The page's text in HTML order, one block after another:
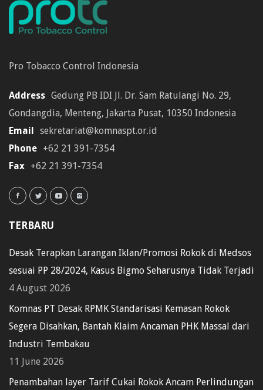
Pro Tobacco Control Indonesia
Address Gedung PB IDI Jl. Dr. Sam Ratulangi No. 29,
Gondangdia, Menteng, Jakarta Pusat, 10350 Indonesia
Email
sekretariat@komnaspt.or.id
Phone +62 21 391-7354
Fax +62 21 391-7354
TERBARU
Desak Terapkan Larangan Iklan/Promosi Rokok di Medsos
sesuai PP 28/2024, Kasus Bigmo Seharusnya Tidak Terjadi
4 August 2026
Komnas PT Desak RPMK Standarisasi Kemasan Rokok
Segera Disahkan, Bantah Klaim Ancaman PHK Massal dari
Industri Tembakau
11 June 2026
Penambahan layer Tarif Cukai Rokok Ancam Perlindungan